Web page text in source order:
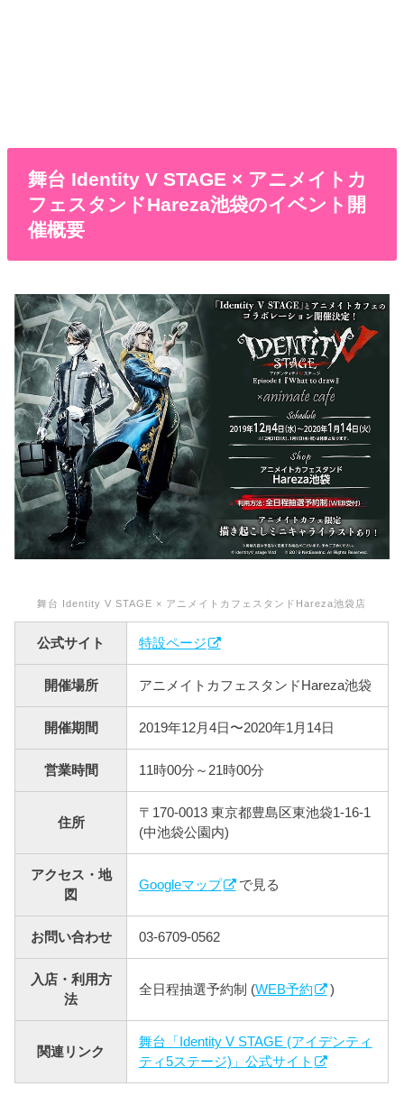
舞台 Identity V STAGE × アニメイトカ
フェスタンドHareza池袋のイベント開
催概要
舞台 Identity V STAGE × アニメイトカフェスタンドHareza池袋店
公式サイト 特設ページ
開催場所 アニメイトカフェスタンドHareza池袋
開催期間 2019年12月4日〜2020年1月14日
営業時間 11時00分～21時00分
住所
〒170-0013 東京都豊島区東池袋1-16-1
(中池袋公園内)
アクセス・地
図
Googleマップ で見る
お問い合わせ 03-6709-0562
入店・利用方
法
全日程抽選予約制 (WEB予約 )
関連リンク
舞台「Identity V STAGE (アイデンティ
ティ5ステージ)」公式サイト